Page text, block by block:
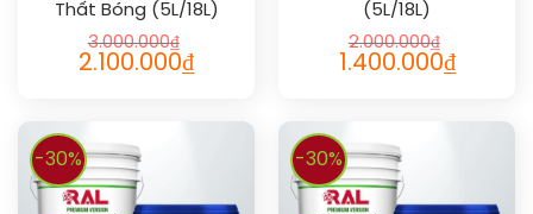
Thất Bóng (5L/18L)
3.000.000₫
2.100.000₫
(5L/18L)
2.000.000₫
1.400.000₫
-30% -30%